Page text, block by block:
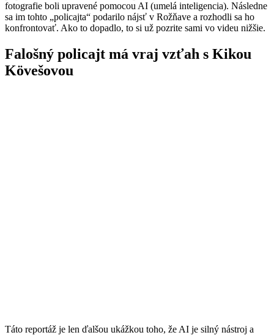
fotografie boli upravené pomocou AI (umelá inteligencia). Následne
sa im tohto „policajta“ podarilo nájsť v Rožňave a rozhodli sa ho
konfrontovať. Ako to dopadlo, to si už pozrite sami vo videu nižšie.
Falošný policajt má vraj vzťah s Kikou
Kövešovou
Táto reportáž je len ďalšou ukážkou toho, že AI je silný nástroj a